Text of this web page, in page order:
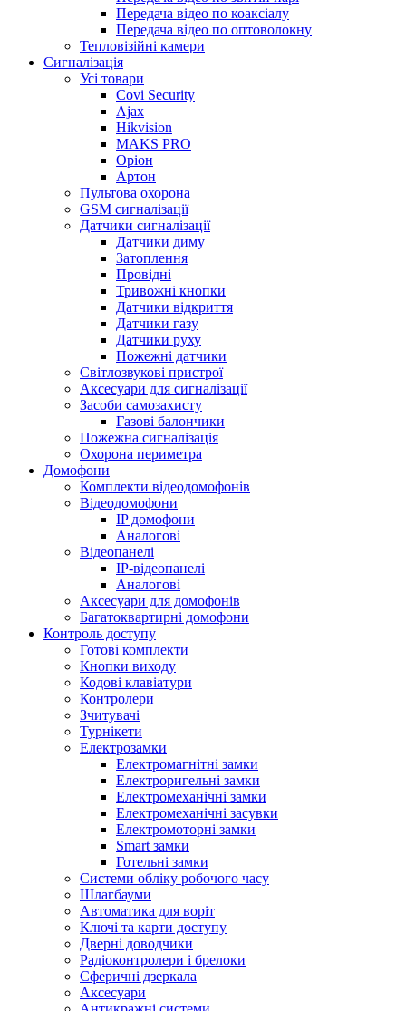
Передача відео по коаксіалу
Передача відео по оптоволокну
Тепловізійні камери
Cигналізація
Усі товари
Covi Security
Ajax
Hikvision
MAKS PRO
Оріон
Артон
Пультова охорона
GSM сигналізації
Датчики сигналізації
Датчики диму
Затоплення
Провідні
Тривожні кнопки
Датчики відкриття
Датчики газу
Датчики руху
Пожежні датчики
Світлозвукові пристрої
Аксесуари для сигналізації
Засоби самозахисту
Газові балончики
Пожежна сигналізація
Охорона периметра
Домофони
Комплекти відеодомофонів
Відеодомофони
IP домофони
Аналогові
Відеопанелі
IP-відеопанелі
Аналогові
Аксесуари для домофонів
Багатоквартирні домофони
Контроль доступу
Готові комплекти
Кнопки виходу
Кодові клавіатури
Контролери
Зчитувачі
Турнікети
Електрозамки
Електромагнітні замки
Електроригельні замки
Електромеханічні замки
Електромеханічні засувки
Електромоторні замки
Smart замки
Готельні замки
Системи обліку робочого часу
Шлагбауми
Автоматика для воріт
Ключі та карти доступу
Дверні доводчики
Радіоконтролери і брелоки
Сферичні дзеркала
Аксесуари